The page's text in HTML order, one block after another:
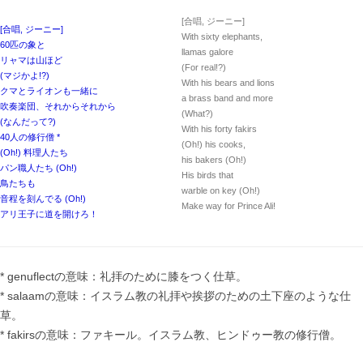
[合唱, ジーニー]
60匹の象と
リャマは山ほど
(マジかよ!?)
クマとライオンも一緒に
吹奏楽団、それからそれから
(なんだって?)
40人の修行僧 *
(Oh!) 料理人たち
パン職人たち (Oh!)
鳥たちも
音程を刻んでる (Oh!)
アリ王子に道を開けろ！
[合唱, ジーニー]
With sixty elephants,
llamas galore
(For real!?)
With his bears and lions
a brass band and more
(What?)
With his forty fakirs
(Oh!) his cooks,
his bakers (Oh!)
His birds that
warble on key (Oh!)
Make way for Prince Ali!
* genuflectの意味：礼拝のために膝をつく仕草。
* salaamの意味：イスラム教の礼拝や挨拶のための土下座のような仕
草。
* fakirsの意味：ファキール。イスラム教、ヒンドゥー教の修行僧。